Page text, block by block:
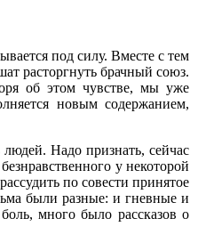
под силу. Вместе с тем
расторгнуть брачный союз.
об этом чувстве, мы уже
новым содержанием,
Надо признать, сейчас
у некоторой
по совести принятое
были разные: и гневные и
много было рассказов о